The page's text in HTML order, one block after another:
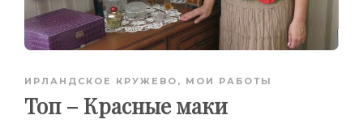
ИРЛАНДСКОЕ КРУЖЕВО , МОИ РАБОТЫ
Топ – Красные маки